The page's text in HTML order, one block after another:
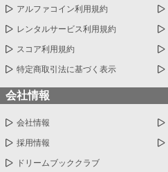
アルファコイン利用規約
レンタルサービス利用規約
スコア利用規約
特定商取引法に基づく表示
会社情報
会社情報
採用情報
ドリームブッククラブ